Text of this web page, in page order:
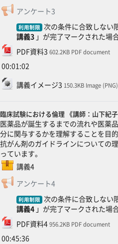
アンケート3フィードバック
利用制限 次の条件に合致しない
講義3」が完了マークされた場
PDF資料3
ファイル602.2KB PDF document
00:01:02
講義イメージ3ファイル150.3KB Image (PNG)
臨床試験における倫理 《講師：山下紀子
医薬品が誕生するまでの流れや医薬
分に関与するかを理解することを目
抗がん剤のガイドラインについての
っています。
講義4
SCORMパッケージ
アンケート4
利用制限 次の条件に合致しない
講義4」が完了マークされた場
PDF資料4
ファイル956.2KB PDF document
00:45:36